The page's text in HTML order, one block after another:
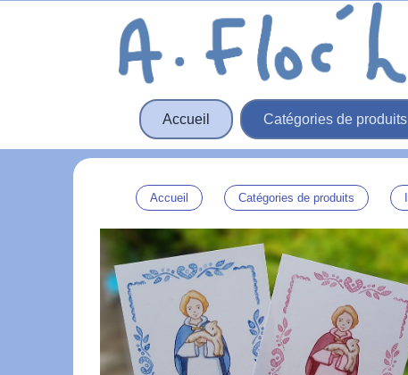
Accueil Catégories de produits
Accueil Catégories de produits